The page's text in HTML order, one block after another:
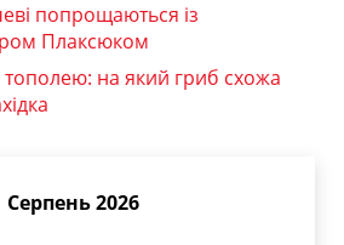
попрощаються із
Плаксюком
тополею: на який гриб схожа
Серпень 2026